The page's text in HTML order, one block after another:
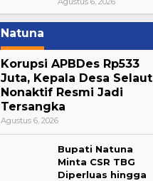
Natuna
Korupsi APBDes Rp533
Juta, Kepala Desa Selaut
Nonaktif Resmi Jadi
Tersangka
Agustus 6, 2026
Bupati Natuna
Minta CSR TBG
Diperluas hingga